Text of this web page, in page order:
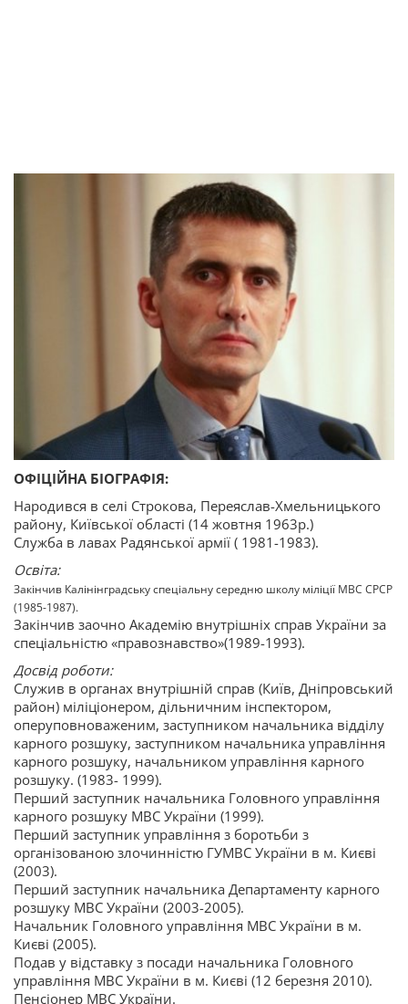
ОФІЦІЙНА БІОГРАФІЯ:
Народився в селі Строкова, Переяслав-Хмельницького
району, Київської області (14 жовтня 1963р.)
Служба в лавах Радянської армії ( 1981-1983).
Освіта:
Закінчив Калінінградську спеціальну середню школу міліції МВС СРСР
(1985-1987).
Закінчив заочно Академію внутрішніх справ України за
спеціальністю «правознавство»(1989-1993).
Досвід роботи:
Служив в органах внутрішній справ (Київ, Дніпровський
район) міліціонером, дільничним інспектором,
оперуповноваженим, заступником начальника відділу
карного розшуку, заступником начальника управління
карного розшуку, начальником управління карного
розшуку. (1983- 1999).
Перший заступник начальника Головного управління
карного розшуку МВС України (1999).
Перший заступник управління з боротьби з
організованою злочинністю ГУМВС України в м. Києві
(2003).
Перший заступник начальника Департаменту карного
розшуку МВС України (2003-2005).
Начальник Головного управління МВС України в м.
Києві (2005).
Подав у відставку з посади начальника Головного
управління МВС України в м. Києві (12 березня 2010).
Пенсіонер МВС України.